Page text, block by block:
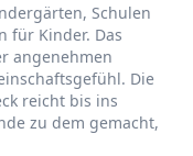
Schulen
für Kinder. Das
angenehmen
Die
reicht bis ins
zu dem gemacht,